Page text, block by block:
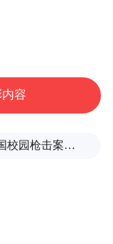
忍、委屈、挣
底藏着半生难
“命抉”书法
容
泰国校园枪击案致9死，枪手父亲道歉